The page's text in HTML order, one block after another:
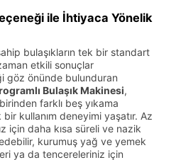
ile İhtiyaca Yönelik
bulaşıkların tek bir standart
etkili sonuçlar
göz önünde bulunduran
Bulaşık Makinesi,
farklı beş yıkama
kullanım deneyimi yaşatır. Az
için daha kısa süreli ve nazik
kurumuş yağ ve yemek
ya da tencereleriniz için